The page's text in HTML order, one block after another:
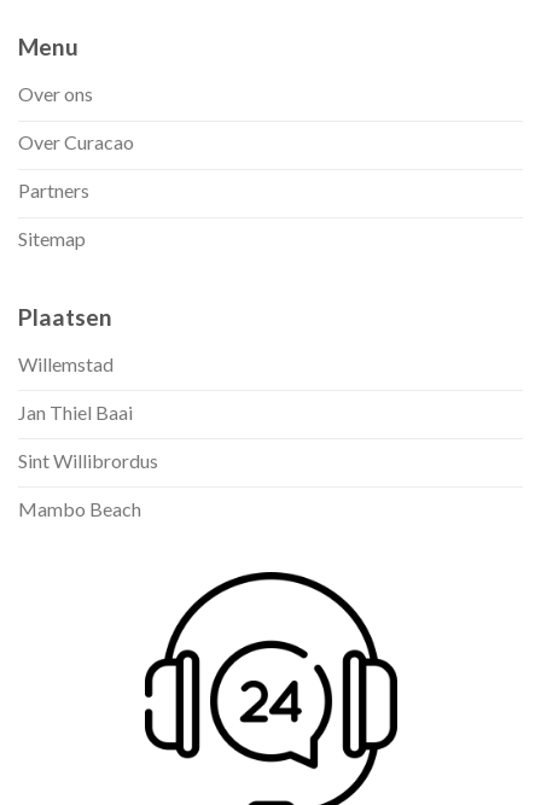
Menu
Over ons
Over Curacao
Partners
Sitemap
Plaatsen
Willemstad
Jan Thiel Baai
Sint Willibrordus
Mambo Beach